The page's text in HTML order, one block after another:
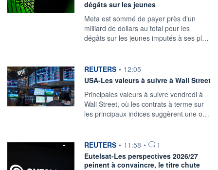
dégâts sur les jeunes
Meta est sommé de payer près d'un
milliard de dollars au total pour les
dégâts sur les jeunes imputés à ses pl…
information fournie par
REUTERS • 12:05
USA-Les valeurs à suivre à Wall Street
Principales valeurs à suivre vendredi à
Wall Street, où les contrats à terme sur
les principaux indices suggèrent une o…
information fournie par
REUTERS • 11:58 •
1
Eutelsat-Les perspectives 2026/27
peinent à convaincre, le titre chute